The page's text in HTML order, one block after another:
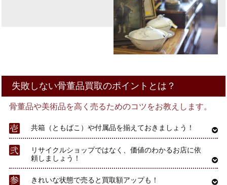
失敗しない骨董品買取のポイントとは？
骨董品や美術品を高く売るためのコツをお教えします。
共箱（ともばこ）や付属品を揃えておきましょう！
リサイクルショップではなく、価値のわかるお店に依
頼しましょう！
きれいな状態で売ると買取額アップも！